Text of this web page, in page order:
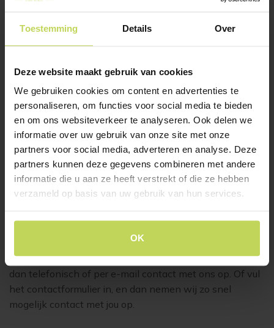
Toestemming Details Over
Deze website maakt gebruik van cookies
We gebruiken cookies om content en advertenties te
personaliseren, om functies voor social media te bieden
en om ons websiteverkeer te analyseren. Ook delen we
informatie over uw gebruik van onze site met onze
partners voor social media, adverteren en analyse. Deze
partners kunnen deze gegevens combineren met andere
informatie die u aan ze heeft verstrekt of die ze hebben
verzameld op basis van uw gebruik van hun services.
OK
Xooon eetkamertafel
MASURA ellips
220x105cm eiken
XOOON
€ 1.199,-
Xooon eetkamertafel
MASURA ovaal
240x110cm roest
XOOON
1.299,-
Klantenservice
Heb je vragen over ons aanbod of wil je graag een
afspraak maken voor persoonlijk interieuradvies? Neem
dan telefonisch of per e-mail contact met ons op. Of vul
het contactformulier in, en dan nemen wij zo snel
mogelijk contact met jou op.